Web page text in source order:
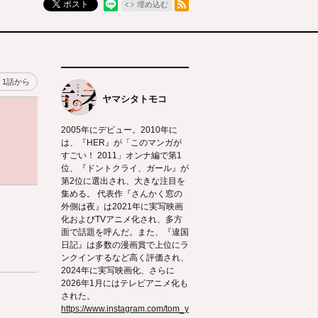
ポスト 埋め込む
1話から
ヤマシタトモコ
2005年にデビュー。2010年に
は、『HER』が「このマンガが
すごい！ 2011」オンナ編で第1
位、『ドントクライ、ガール』が
第2位に選出され、大きな注目を
集める。 代表作『さんかく窓の
外側は夜』は2021年に実写映画
化およびTVアニメ化され、多方
面で話題を呼んだ。また、『違国
日記』は多数の漫画賞で上位にラ
ンクインするなど高く評価され、
2024年に実写映画化、さらに
2026年1月にはテレビアニメ化も
された。
https://www.instagram.com/tom_y